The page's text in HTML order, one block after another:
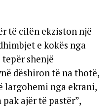
të cilën ekziston një
e kokës nga
shenjë
dëshiron të na thotë,
largohemi nga ekrani,
ajër të pastër”,